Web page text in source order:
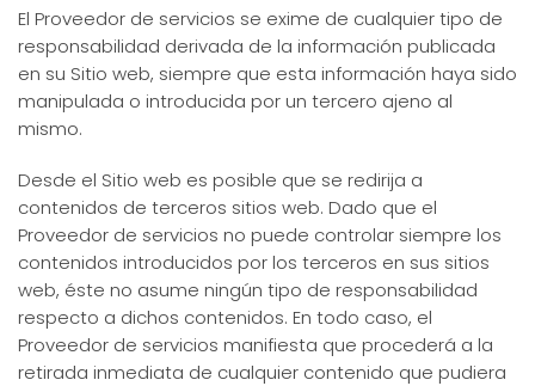
El Proveedor de servicios se exime de cualquier tipo de
responsabilidad derivada de la información publicada
en su Sitio web, siempre que esta información haya sido
manipulada o introducida por un tercero ajeno al
mismo.
Desde el Sitio web es posible que se redirija a
contenidos de terceros sitios web. Dado que el
Proveedor de servicios no puede controlar siempre los
contenidos introducidos por los terceros en sus sitios
web, éste no asume ningún tipo de responsabilidad
respecto a dichos contenidos. En todo caso, el
Proveedor de servicios manifiesta que procederá a la
retirada inmediata de cualquier contenido que pudiera